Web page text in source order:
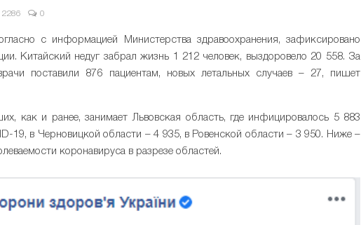
2286 0
с информацией Министерства здравоохранения, зафиксировано
Китайский недуг забрал жизнь 1 212 человек, выздоровело 20 558. За
поставили 876 пациентам, новых летальных случаев – 27, пишет
как и ранее, занимает Львовская область, где инфицировалось 5 883
19, в Черновицкой области – 4 935, в Ровенской области – 3 950. Ниже –
коронавируса в разрезе областей.